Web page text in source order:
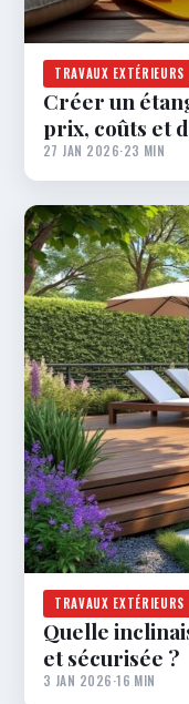
TRAVAUX EXTÉRIEURS
Créer un
prix, coûts et
27 JAN 2026·23 MIN
TRAVAUX EXTÉRIEURS
Quelle
et sécurisée ?
3 JAN 2026·16 MIN